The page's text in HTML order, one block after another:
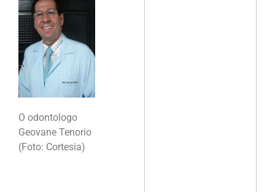
O odontologo
Geovane Tenorio
(Foto: Cortesia)